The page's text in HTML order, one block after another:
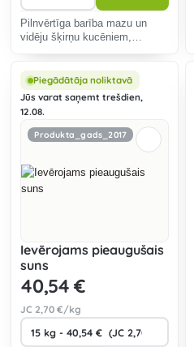
Pilnvērtīga barība mazu un
vidēju šķirņu kucēniem,
izcelsmes olbaltumvielu.
Piegādātāja noliktavā
Jūs varat saņemt trešdien,
12.08.
Produkta_gads_2017
Ievērojams pieaugušais
suns
40,54 €
JC 2,70 €/kg